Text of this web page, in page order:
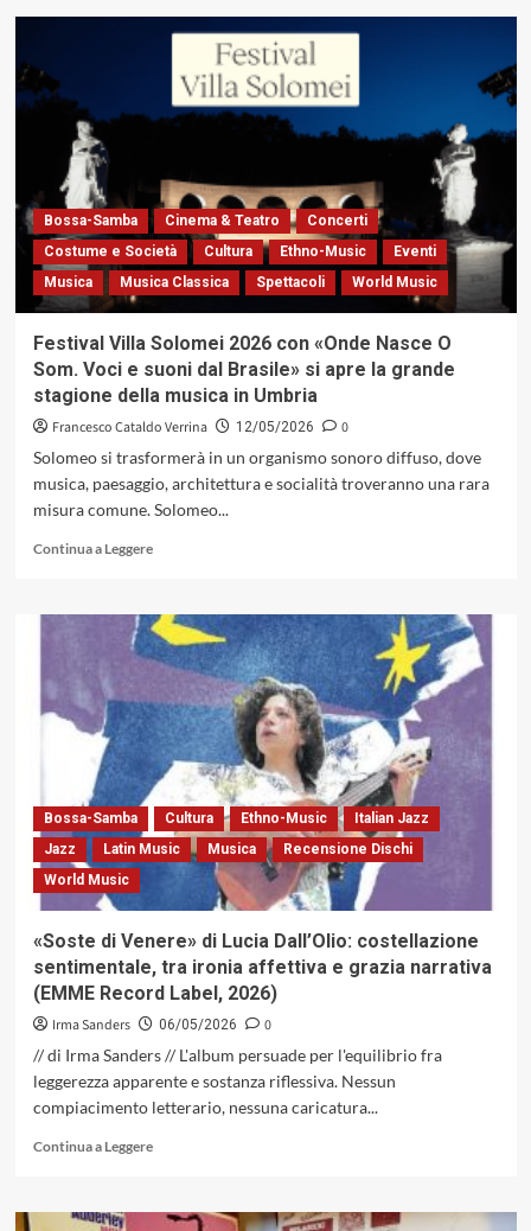
su
Dopo
concerto
alla
Sala
Umbria
Jazz,
Gabriele
Mirabassi
racconta
Sud»
all’Egea
Store:
ore
Bossa-Samba Cinema & Teatro
Concerti
Costume e Società
Cultura Ethno-Music
Eventi
Musica
Musica Classica Spettacoli World Music
Festival Villa Solomei 2026 con «Onde Nasce O
Som. Voci e suoni dal Brasile» si apre la grande
stagione della musica in Umbria
Francesco Cataldo Verrina 12/05/2026
0
Solomeo si trasformerà in un organismo sonoro diffuso, dove
musica, paesaggio, architettura e socialità troveranno una rara
misura comune. Solomeo...
Continua a LeggereLeggi
su
Festival
Villa
Solomei
2026
con
«Onde
Nasce
O
Som.
Voci
e
si
apre
la
grande
della
musica
in
Bossa-Samba Cultura Ethno-Music
Italian Jazz
Jazz
Latin Music Musica
Recensione Dischi
World Music
«Soste di Venere» di Lucia Dall’Olio: costellazione
sentimentale, tra ironia affettiva e grazia narrativa
(EMME Record Label, 2026)
Irma Sanders 06/05/2026
0
// di Irma Sanders // L'album persuade per l'equilibrio fra
leggerezza apparente e sostanza riflessiva. Nessun
compiacimento letterario, nessuna caricatura...
Continua a LeggereLeggi
su